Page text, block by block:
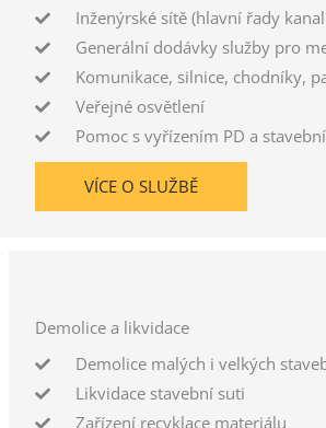
Inženýrské sítě (hlavní řady
Generální dodávky služby pro
Komunikace, silnice, chodníky,
Veřejné osvětlení
Pomoc s vyřízením PD a
VÍCE O SLUŽBĚ
Demolice a likvidace
Demolice malých i velkých
Likvidace stavební suti
Zařízení recyklace materiálu